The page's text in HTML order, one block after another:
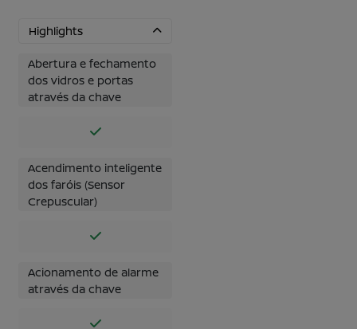
Highlights
Abertura e fechamento
dos vidros e portas
através da chave
Acendimento inteligente
dos faróis (Sensor
Crepuscular)
Acionamento de alarme
através da chave